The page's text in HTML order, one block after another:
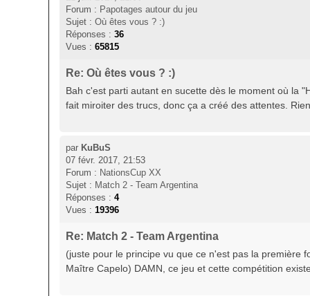
Forum : Papotages autour du jeu
Sujet : Où êtes vous ? :)
Réponses : 36
Vues : 65815
Re: Où êtes vous ? :)
Bah c'est parti autant en sucette dès le moment où la
fait miroiter des trucs, donc ça a créé des attentes.
par KuBuS
07 févr. 2017, 21:53
Forum : NationsCup XX
Sujet : Match 2 - Team Argentina
Réponses : 4
Vues : 19396
Re: Match 2 - Team Argentina
(juste pour le principe vu que ce n'est pas la première
Maître Capelo) DAMN, ce jeu et cette compétition